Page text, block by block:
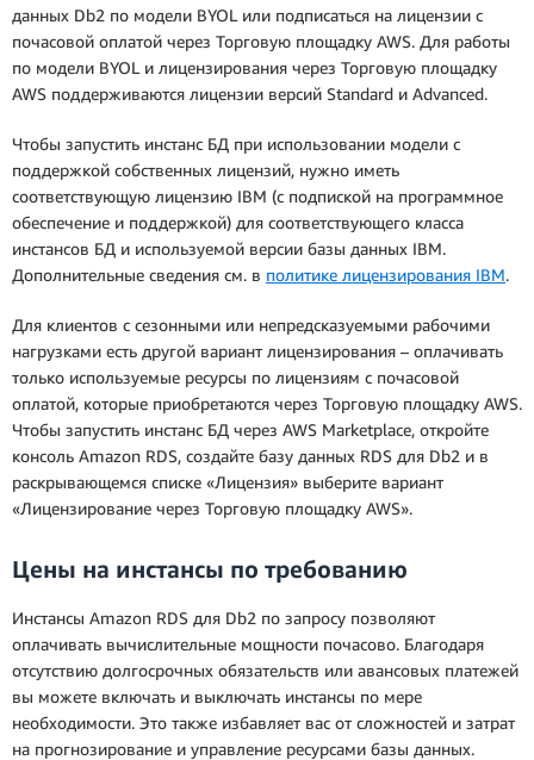
данных Db2 по модели BYOL или подписаться на лицензии с
почасовой оплатой через Торговую площадку AWS. Для работы
по модели BYOL и лицензирования через Торговую площадку
AWS поддерживаются лицензии версий Standard и Advanced.
Чтобы запустить инстанс БД при использовании модели с
поддержкой собственных лицензий, нужно иметь
соответствующую лицензию IBM (с подпиской на программное
обеспечение и поддержкой) для соответствующего класса
инстансов БД и используемой версии базы данных IBM.
Дополнительные сведения см. в политике лицензирования IBM.
Для клиентов с сезонными или непредсказуемыми рабочими
нагрузками есть другой вариант лицензирования – оплачивать
только используемые ресурсы по лицензиям с почасовой
оплатой, которые приобретаются через Торговую площадку AWS.
Чтобы запустить инстанс БД через AWS Marketplace, откройте
консоль Amazon RDS, создайте базу данных RDS для Db2 и в
раскрывающемся списке «Лицензия» выберите вариант
«Лицензирование через Торговую площадку AWS».
Цены на инстансы по требованию
Инстансы Amazon RDS для Db2 по запросу позволяют
оплачивать вычислительные мощности почасово. Благодаря
отсутствию долгосрочных обязательств или авансовых платежей
вы можете включать и выключать инстансы по мере
необходимости. Это также избавляет вас от сложностей и затрат
на прогнозирование и управление ресурсами базы данных.